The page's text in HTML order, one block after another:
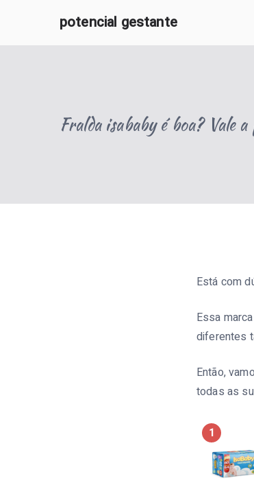
potencial gestante
Fralda isababy é boa? Vale
Está com
Essa
diferentes
Então,
todas as
1